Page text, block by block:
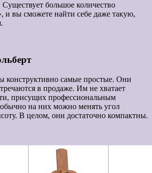
большое количество
и вы сможете найти себе даже такую,
конструктивно самые простые. Они
в продаже. Им не хватает
присущих профессиональным
на них можно менять угол
В целом, они достаточно компактны.